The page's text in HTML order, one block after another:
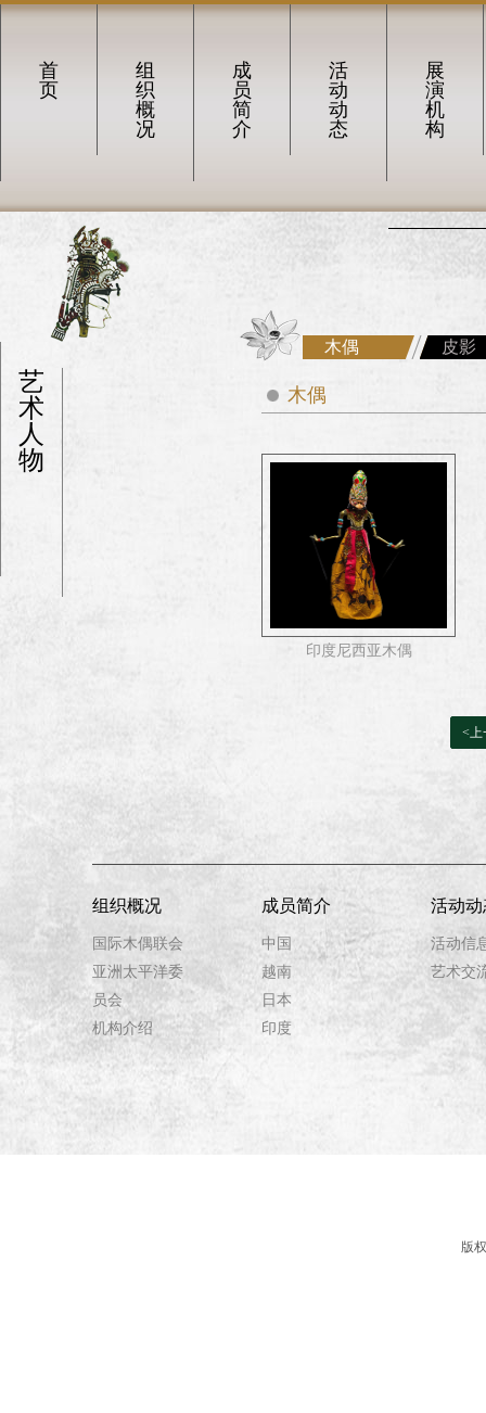
首
页
组
织
概
况
成
员
简
介
活
动
动
态
展
演
机
构
艺
术
人
物
木偶 皮影
木偶
印度尼西亚木偶
<上
组织概况
国际木偶联会
亚洲太平洋委
员会
机构介绍
成员简介
中国
越南
日本
印度
活动动
活动信
艺术交
版